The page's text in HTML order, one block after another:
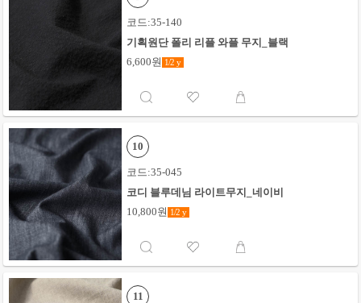
코드:35-140
기획원단 폴리 리플 와플 무지_블랙
6,600원 1/2 y
10
코드:35-045
코디 블루데님 라이트무지_네이비
10,800원 1/2 y
11